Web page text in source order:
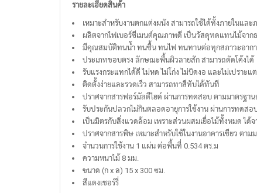
รายละเอียดสินค้า
เหมาะสำหรับงานตกแต่งผนัง สามารถใช้ได้ทั้งภายในและ
ผลิตจากไฟเบอร์ซีเมนต์คุณภาพดี เป็นวัสดุทดแทนไม้จาก
มีคุณสมบัติทนน้ำ ทนชื้น ทนไฟ ทนทานต่อทุกสภาวะอาก
ประเภทขอบตรง ลักษณะพื้นผิวลายสัก สามารถดัดโค้งได้
รับแรงกระแทกได้ดี ไม่หด ไม่โก่ง ไม่บิดงอ และไม่เปราะแ
ติดตั้งง่ายและรวดเร็ว สามารถทาสีทับได้ทันที
ปราศจากสารฟอร์มัลดีไฮด์ ผ่านการทดสอบ ตามมาตรฐา
รับประกันปลวกไม่กินตลอดอายุการใช้งาน ผ่านการทดส
เป็นมิตรกับสิ่งแวดล้อม เพราะส่วนผสมเยื่อไม้ทั้งหมด ได้จ
ปราศจากสารพิษ เหมาะสำหรับใช้ในงานอาคารเขียว ตา
จำนวนการใช้งาน 1 แผ่น ต่อพื้นที่ 0.534 ตร.ม
ความหนาไม้ 8 มม.
ขนาด (ก x ล) 15 x 300 ซม.
สีแดงเชอร์รี่